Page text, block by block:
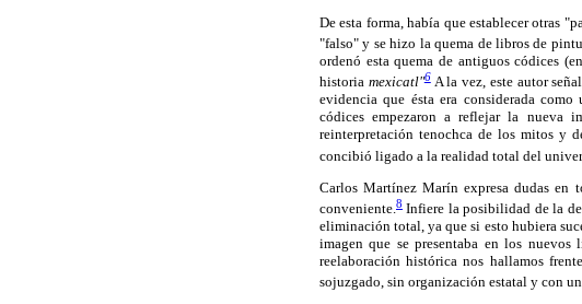
De esta forma, había que establecer otras
"falso" y se hizo la quema de libros de
ordenó esta quema de antiguos códices
historia mexicatl"6A la vez, este autor
evidencia que ésta era considerada
códices empezaron a reflejar la nueva
reinterpretación tenochca de los mitos y
concibió ligado a la realidad total del
Carlos Martínez Marín expresa dudas en
conveniente.8 Infiere la posibilidad de la
eliminación total, ya que si esto hubiera
imagen que se presentaba en los
reelaboración histórica nos hallamos
sojuzgado, sin organización estatal y con